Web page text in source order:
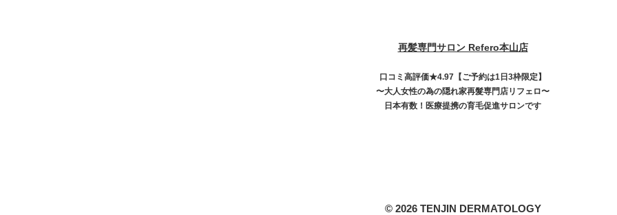
再髪専門サロン Refero本山店
口コミ高評価★4.97【ご予約は1日3枠限定】
〜大人女性の為の隠れ家再髮専門店リフェロ〜
日本有数！医療提携の育毛促進サロンです
© 2026 TENJIN DERMATOLOGY